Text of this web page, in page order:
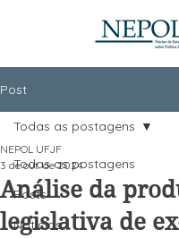
Post
Todas as postagens
Posts
Notícias
Todas as postagens
Análise da
legislativa de
NEPOL UFJF
3 de out. de 2024